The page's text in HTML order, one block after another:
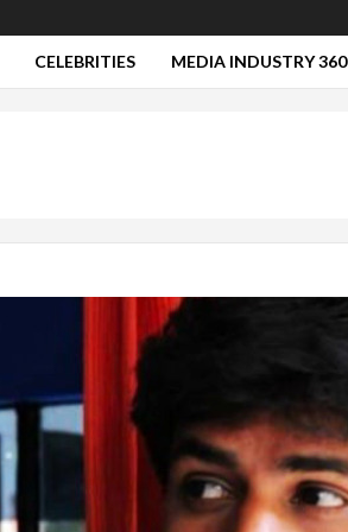
CELEBRITIES MEDIA INDUSTRY 360